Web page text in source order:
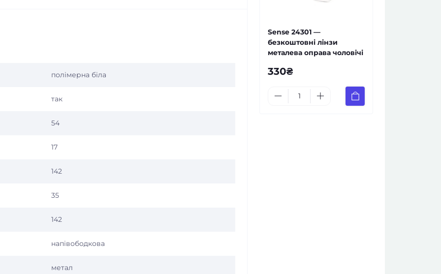
полімерна біла
так
54
17
142
35
142
напівободкова
метал
Sense 24301 —
безкоштовні лінзи
металева оправа чоловічі
330₴